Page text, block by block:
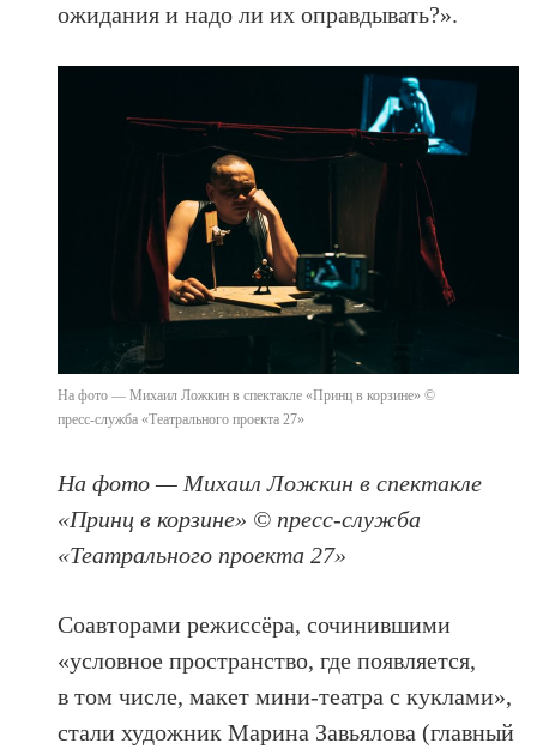
ожидания и надо ли их оправдывать?».
На фото — Михаил Ложкин в спектакле «Принц в корзине» ©
пресс-служба «Театрального проекта 27»
На фото — Михаил Ложкин в спектакле
«Принц в корзине» © пресс-служба
«Театрального проекта 27»
Соавторами режиссёра, сочинившими
«условное пространство, где появляется,
в том числе, макет мини-театра с куклами»,
стали художник Марина Завьялова (главный